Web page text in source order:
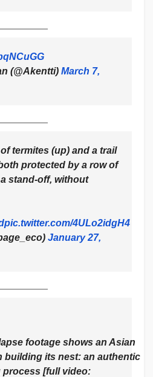
(@Akentti) March 7,
termites (up) and a trail
protected by a row of
stand-off, without
pic.twitter.com/4ULo2idgH4
January 27,
footage shows an Asian
building its nest: an authentic
process [full video: